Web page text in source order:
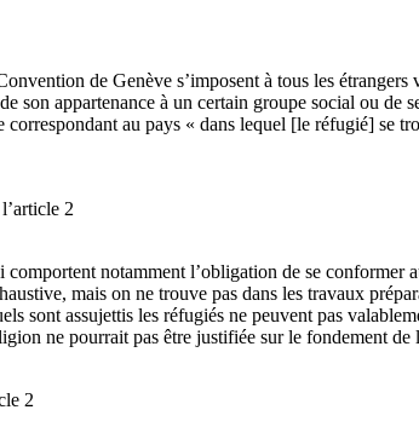
de Genève s’imposent à tous les
son appartenance à un certain groupe social ou
au pays « dans lequel [le réfugié] se
2
notamment l’obligation de se
mais on ne trouve pas dans les travaux
sont assujettis les réfugiés ne peuvent pas
ne pourrait pas être justifiée sur le fondement
2